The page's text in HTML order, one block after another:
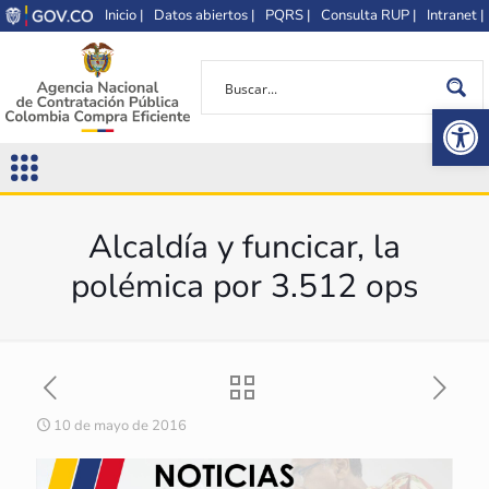
Inicio | Datos abiertos | PQRS | Consulta RUP | Intranet |
Alcaldía y funcicar, la
polémica por 3.512 ops
10 de mayo de 2016